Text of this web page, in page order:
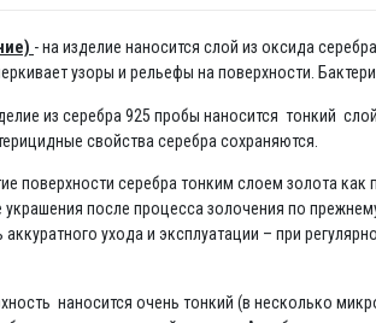
- на изделие наносится слой из оксида
узоры и рельефы на поверхности.
из серебра 925 пробы наносится тонкий
свойства серебра сохраняются.
поверхности серебра тонким слоем золота
после процесса золочения по
аккуратного ухода и эксплуатации – при
наносится очень тонкий (в несколько